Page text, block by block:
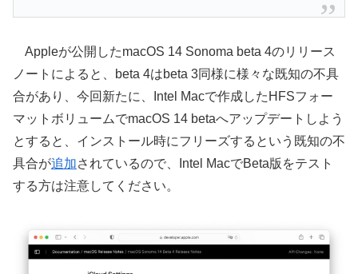
Appleが公開したmacOS 14 Sonoma beta 4のリリース
ノートによると、beta 4はbeta 3同様に様々な既知の不具
合があり、今回新たに、Intel Macで作成したHFSフォー
マットボリュームでmacOS 14 betaへアップデートしよう
とすると、インストール時にフリーズするという既知の不
具合が追加されているので、Intel MacでBeta版をテスト
する方は注意してください。